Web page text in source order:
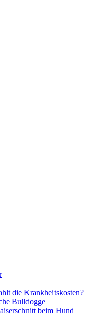
die Krankheitskosten?
Bulldogge
beim Hund